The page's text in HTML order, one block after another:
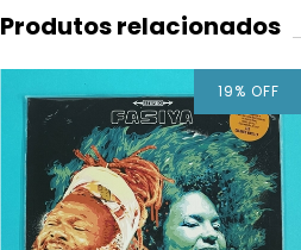
Produtos relacionados
19% OFF